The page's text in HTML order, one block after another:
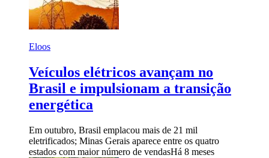
Eloos
Veículos elétricos avançam no
Brasil e impulsionam a transição
energética
Em outubro, Brasil emplacou mais de 21 mil
eletrificados; Minas Gerais aparece entre os quatro
estados com maior número de vendasHá 8 meses